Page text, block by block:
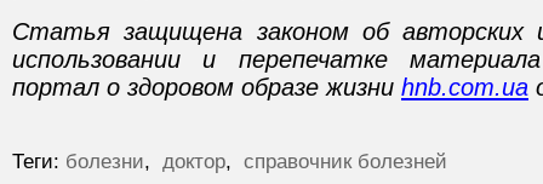
Статья защищена законом об авторских
использовании и перепечатке
портал о здоровом образе жизни hnb.com.ua
Теги: болезни, доктор, справочник болезней